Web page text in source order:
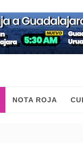
NOTA ROJA